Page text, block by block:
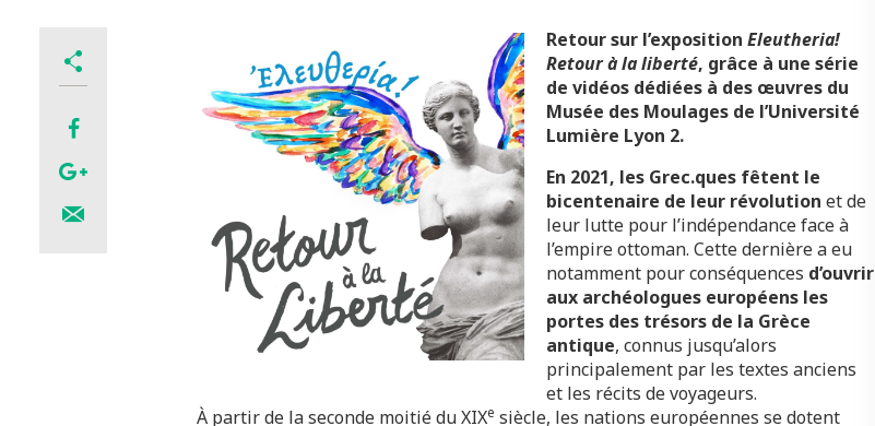
Retour sur l’exposition Eleutheria!
Retour à la liberté, grâce à une série
de vidéos dédiées à des œuvres du
Musée des Moulages de l’Université
Lumière Lyon 2.
En 2021, les Grec.ques fêtent le
bicentenaire de leur révolution et de
leur lutte pour l’indépendance face à
l’empire ottoman. Cette dernière a eu
notamment pour conséquences d’ouvrir
aux archéologues européens les
portes des trésors de la Grèce
antique, connus jusqu’alors
principalement par les textes anciens
et les récits de voyageurs.
À partir de la seconde moitié du XIXe siècle, les nations européennes se dotent